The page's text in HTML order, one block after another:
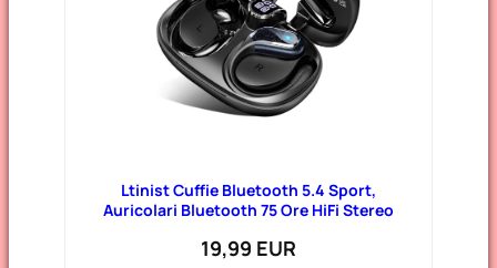
Ltinist Cuffie Bluetooth 5.4 Sport,
Auricolari Bluetooth 75 Ore HiFi Stereo
19,99 EUR